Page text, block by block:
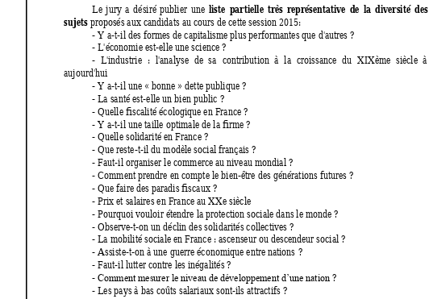
Le jury a désiré publier une liste partielle très représentative de la diversité des
sujets proposés aux candidats au cours de cette session 2015:
- Y a-t-il des formes de capitalisme plus performantes que d'autres ?
- L'économie est-elle une science ?
- L'industrie : l'analyse de sa contribution à la croissance du XIXème siècle à
aujourd'hui
- Y a-t-il une « bonne » dette publique ?
- La santé est-elle un bien public ?
- Quelle fiscalité écologique en France ?
- Y a-t-il une taille optimale de la firme ?
- Quelle solidarité en France ?
- Que reste-t-il du modèle social français ?
- Faut-il organiser le commerce au niveau mondial ?
- Comment prendre en compte le bien-être des générations futures ?
- Que faire des paradis fiscaux ?
- Prix et salaires en France au XXe siècle
- Pourquoi vouloir étendre la protection sociale dans le monde ?
- Observe-t-on un déclin des solidarités collectives ?
- La mobilité sociale en France : ascenseur ou descendeur social ?
- Assiste-t-on à une guerre économique entre nations ?
- Faut-il lutter contre les inégalités ?
- Comment mesurer le niveau de développement d’une nation ?
- Les pays à bas coûts salariaux sont-ils attractifs ?